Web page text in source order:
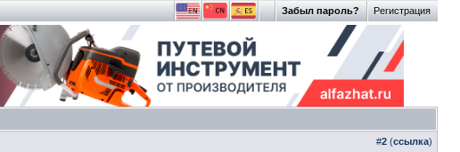
Регистрация
Забыл пароль?
#2 (ссылка)